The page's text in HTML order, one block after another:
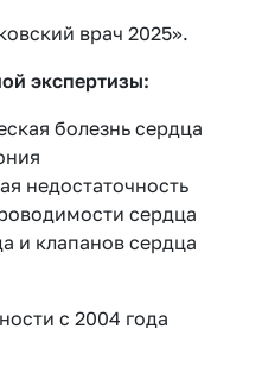
врач 2025».
экспертизы:
болезнь сердца
недостаточность
сердца
и клапанов сердца
с 2004 года